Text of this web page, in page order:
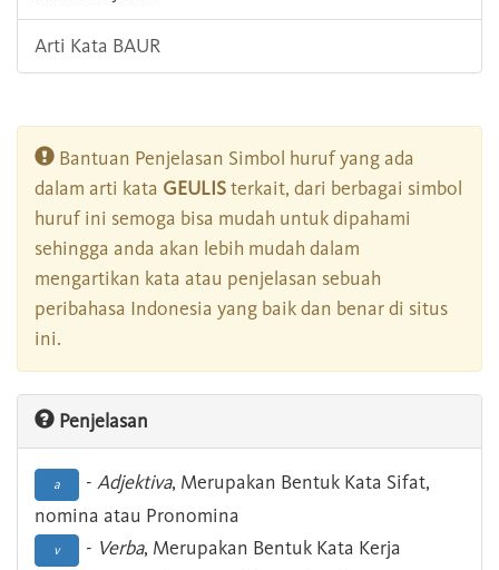
Arti Kata BAUR
Bantuan Penjelasan Simbol huruf yang ada
dalam arti kata GEULISterkait, dari berbagai simbol
huruf ini semoga bisa mudah untuk dipahami
sehingga anda akan lebih mudah dalam
mengartikan kata atau penjelasan sebuah
peribahasa Indonesia yang baik dan benar di situs
ini.
Penjelasan
a - Adjektiva, Merupakan Bentuk Kata Sifat,
nomina atau Pronomina
v - Verba, Merupakan Bentuk Kata Kerja